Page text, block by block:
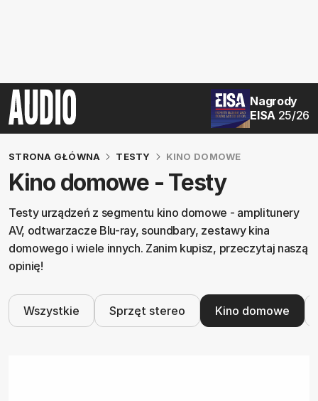
Nagrody
EISA 25/26
STRONA GŁÓWNA TESTY KINO DOMOWE
Kino domowe - Testy
Testy urządzeń z segmentu kino domowe - amplitunery
AV, odtwarzacze Blu-ray, soundbary, zestawy kina
domowego i wiele innych. Zanim kupisz, przeczytaj naszą
opinię!
Wszystkie Sprzęt stereo Kino domowe